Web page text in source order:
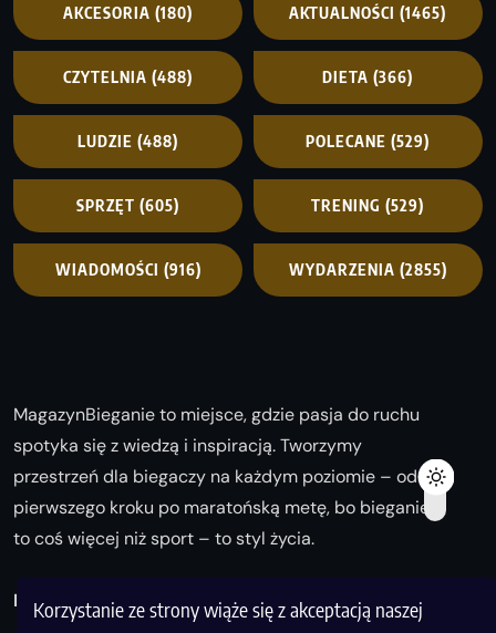
Korzystanie ze strony wiąże się z akceptacją naszej
AKCESORIA (180) AKTUALNOŚCI (1465)
CZYTELNIA (488) DIETA (366)
LUDZIE (488) POLECANE (529)
SPRZĘT (605) TRENING (529)
WIADOMOŚCI (916) WYDARZENIA (2855)
MagazynBieganie to miejsce, gdzie pasja do ruchu
spotyka się z wiedzą i inspiracją. Tworzymy
przestrzeń dla biegaczy na każdym poziomie – od
pierwszego kroku po maratońską metę, bo bieganie
to coś więcej niż sport – to styl życia.
Biegaj z nami i odkrywaj swoją najlepszą wersję!